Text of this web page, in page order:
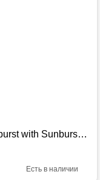
Garmin Instinct 3 – 50 mm Solar Sunburst with Sunburst/Gray Band 010-02935-02
Есть в наличии